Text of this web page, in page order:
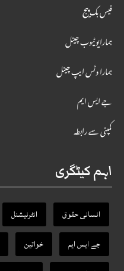
فیس بک پیج
ہمارایوٹیوب چینل
ہمارا وٹس ایپ چینل
جے ایس ایم
کمپنی سے رابطہ
اہم کیٹگری
انسانی حقوق انٹرنیشنل
جے ایس ایم
خواتین